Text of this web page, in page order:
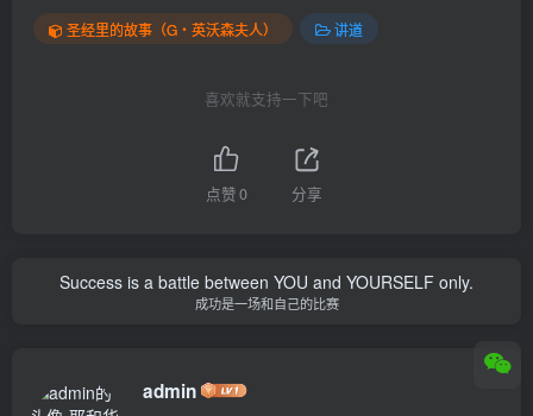
圣经里的故事（G‧英沃森夫人） 讲道
喜欢就支持一下吧
点赞0 分享
Success is a battle between YOU and YOURSELF only.
成功是一场和自己的比赛
admin